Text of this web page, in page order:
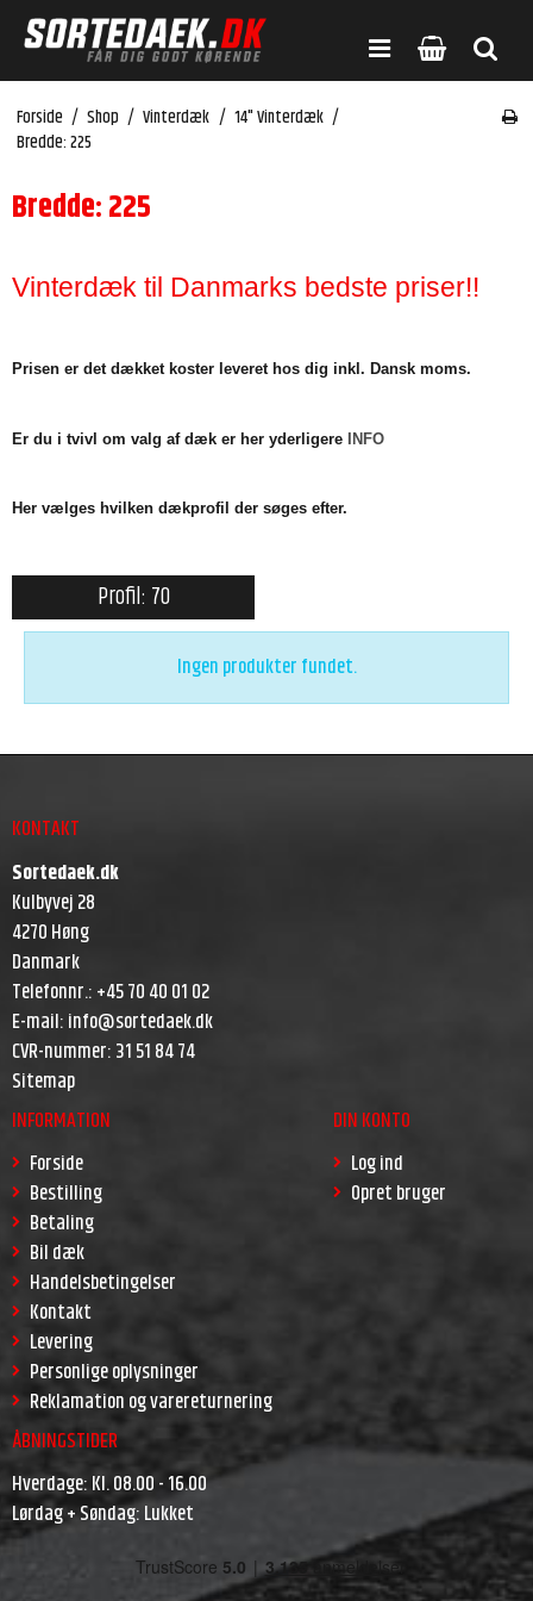
Forside / Shop / Vinterdæk / 14" Vinterdæk /
Bredde: 225
Bredde: 225
Vinterdæk til Danmarks bedste priser!!
Prisen er det dækket koster leveret hos dig inkl. Dansk moms.
Er du i tvivl om valg af dæk er her yderligere INFO
Her vælges hvilken dækprofil der søges efter.
Profil: 70
Ingen produkter fundet.
KONTAKT
Sortedaek.dk
Kulbyvej 28
4270 Høng
Danmark
Telefonnr.:+45 70 40 01 02
E-mail:info@sortedaek.dk
CVR-nummer:31 51 84 74
Sitemap
INFORMATION
Forside
Bestilling
Betaling
Bil dæk
Handelsbetingelser
Kontakt
Levering
Personlige oplysninger
Reklamation og varereturnering
DIN KONTO
Log ind
Opret bruger
ÅBNINGSTIDER
Hverdage: Kl. 08.00 - 16.00
Lørdag + Søndag: Lukket